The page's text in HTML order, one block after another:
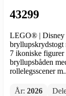
43299
LEGO® | Disney
bryllupskrydstogt
7 ikoniske
bryllupsbåden
rollelegsscener
År: 2026